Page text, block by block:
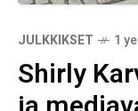
JULKKIKSET 1
Shirly